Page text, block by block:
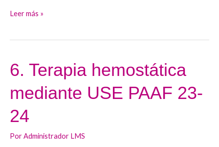
1.6.
Leer más »
6. Terapia hemostática
mediante USE PAAF 23-
24
PorAdministrador LMS
6.
Terapia
hemostática
USE